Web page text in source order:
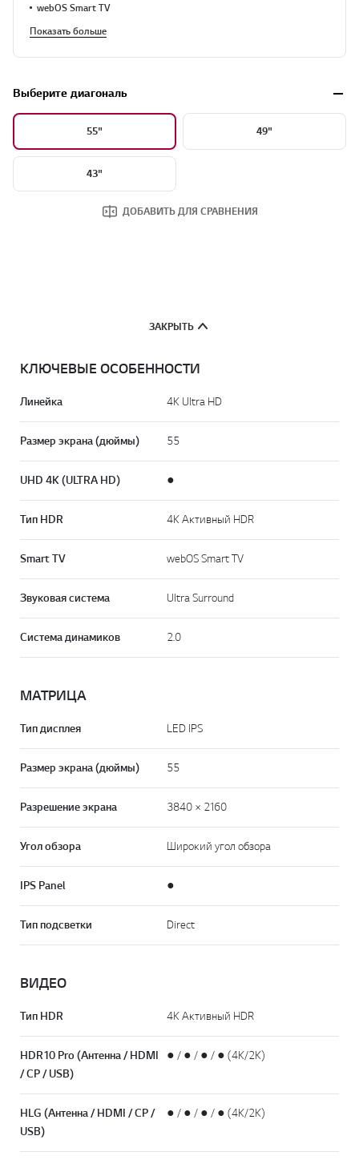
webOS Smart TV
Показать больше
Выберите диагональ
55" 49"
43"
ДОБАВИТЬ ДЛЯ СРАВНЕНИЯ
ЗАКРЫТЬ
КЛЮЧЕВЫЕ ОСОБЕННОСТИ
Линейка 4K Ultra HD
Размер экрана (дюймы) 55
UHD 4K (ULTRA HD) ●
Тип HDR 4K Активный HDR
Smart TV webOS Smart TV
Звуковая система Ultra Surround
Система динамиков 2.0
МАТРИЦА
Тип дисплея LED IPS
Размер экрана (дюймы) 55
Разрешение экрана 3840 × 2160
Угол обзора Широкий угол обзора
IPS Panel ●
Тип подсветки Direct
ВИДЕО
Тип HDR 4K Активный HDR
HDR10 Pro (Антенна / HDMI
/ CP / USB)
● / ● / ● / ● (4K/2K)
HLG (Антенна / HDMI / CP /
USB)
● / ● / ● / ● (4K/2K)